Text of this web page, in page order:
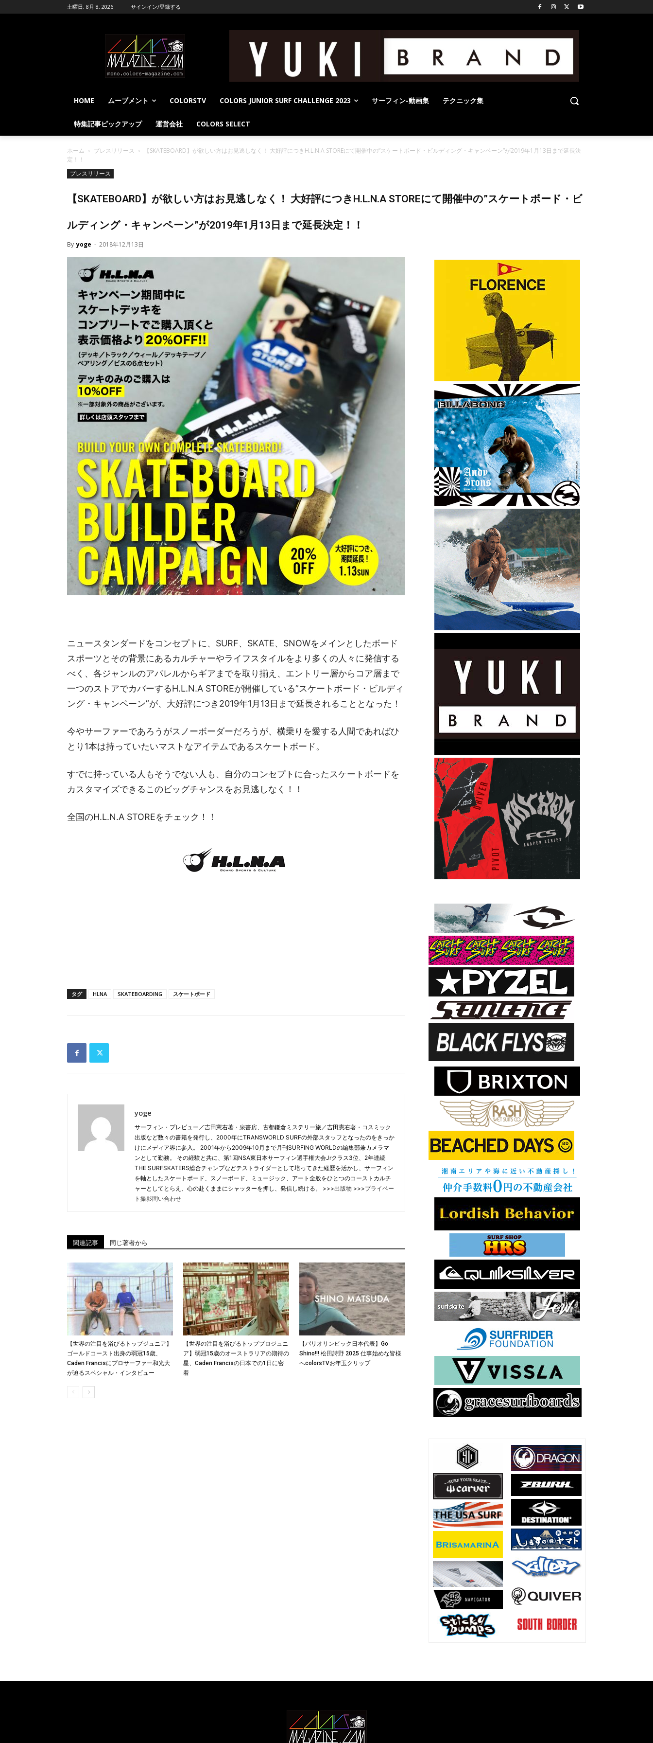
土曜日, 8月 8, 2026 サインイン/登録する
HOME ムーブメント COLORSTV COLORS JUNIOR SURF CHALLENGE 2023 サーフィン-動画集 テクニック集
特集記事ピックアップ 運営会社 COLORS SELECT
ホーム プレスリリース
【SKATEBOARD】が欲しい方はお見逃しなく！ 大好評につきH.L.N.A STOREにて開催中の”スケートボード・ビルディング・キャンペーン”が2019年1月13日まで延長決
定！！
プレスリリース
【SKATEBOARD】が欲しい方はお見逃しなく！ 大好評につきH.L.N.A STOREにて開催中の”スケートボード・ビ
ルディング・キャンペーン”が2019年1月13日まで延長決定！！
By yoge - 2018年12月13日
ニュースタンダードをコンセプトに、SURF、SKATE、SNOWをメインとしたボード
スポーツとその背景にあるカルチャーやライフスタイルをより多くの人々に発信する
べく、各ジャンルのアパレルからギアまでを取り揃え、エントリー層からコア層まで
一つのストアでカバーするH.L.N.A STOREが開催している”スケートボード・ビルディ
ング・キャンペーン”が、大好評につき2019年1月13日まで延長されることとなった！
今やサーファーであろうがスノーボーダーだろうが、横乗りを愛する人間であればひ
とり1本は持っていたいマストなアイテムであるスケートボード。
すでに持っている人もそうでない人も、自分のコンセプトに合ったスケートボードを
カスタマイズできるこのビッグチャンスをお見逃しなく！！
全国のH.L.N.A STOREをチェック！！
タグ HLNA SKATEBOARDING スケートボード
yoge
サーフィン・プレビュー／吉田憲右著・泉書房、古都鎌倉ミステリー旅／吉田憲右著・コスミック
出版など数々の書籍を発行し、2000年にTRANSWORLD SURFの外部スタッフとなったのをきっか
けにメディア界に参入。 2001年から2009年10月まで月刊SURFING WORLDの編集部兼カメラマ
ンとして勤務。 その経験と共に、第1回NSA東日本サーフィン選手権大会Jrクラス3位、2年連続
THE SURFSKATERS総合チャンプなどテストライダーとして培ってきた経歴を活かし、サーフィン
を軸としたスケートボード、スノーボード、ミュージック、アート全般をひとつのコーストカルチ
ャーとしてとらえ、心の赴くままにシャッターを押し、発信し続ける。 >>>出版物 >>>プライベー
ト撮影問い合わせ
関連記事 同じ著者から
【世界の注目を浴びるトップジュニア】
ゴールドコースト出身の弱冠15歳、
Caden Francisにプロサーファー和光大
が迫るスペシャル・インタビュー
【世界の注目を浴びるトッププロジュニ
ア】弱冠15歳のオーストラリアの期待の
星、Caden Francisの日本での1日に密
着
【パリオリンピック日本代表】Go
Shino!!! 松田詩野 2025 仕事始めな皆様
へcolorsTVお年玉クリップ